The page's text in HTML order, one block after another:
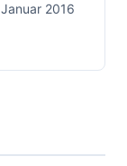
2016